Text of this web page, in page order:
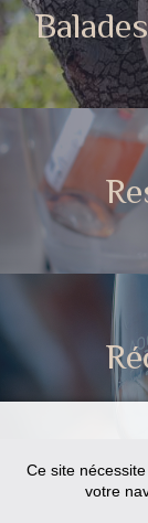
Ce site
votre